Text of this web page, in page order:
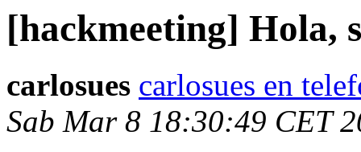
[hackmeeting] Hola,
carlosues carlosues en
Sab Mar 8 18:30:49 CET